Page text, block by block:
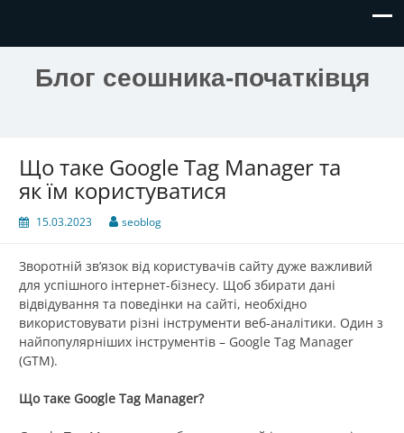
Блог сеошника-початківця
Що таке Google Tag Manager та
як їм користуватися
15.03.2023 seoblog
Зворотній зв’язок від користувачів сайту дуже важливий
для успішного інтернет-бізнесу. Щоб збирати дані
відвідування та поведінки на сайті, необхідно
використовувати різні інструменти веб-аналітики. Один з
найпопулярніших інструментів – Google Tag Manager
(GTM).
Що таке Google Tag Manager?